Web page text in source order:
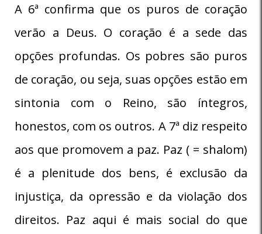
A 6ª confirma que os puros de coração
verão a Deus. O coração é a sede das
opções profundas. Os pobres são puros
de coração, ou seja, suas opções estão em
sintonia com o Reino, são íntegros,
honestos, com os outros. A 7ª diz respeito
aos que promovem a paz. Paz ( = shalom)
é a plenitude dos bens, é exclusão da
injustiça, da opressão e da violação dos
direitos. Paz aqui é mais social do que